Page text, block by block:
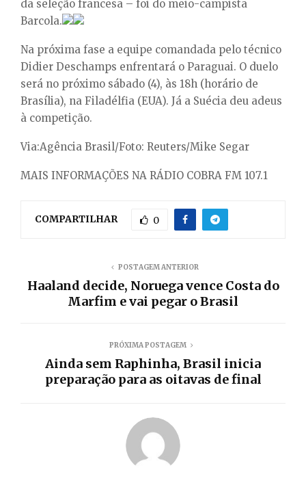
da seleção francesa – foi do meio-campista
Barcola.
Na próxima fase a equipe comandada pelo técnico
Didier Deschamps enfrentará o Paraguai. O duelo
será no próximo sábado (4), às 18h (horário de
Brasília), na Filadélfia (EUA). Já a Suécia deu adeus
à competição.
Via:Agência Brasil/Foto: Reuters/Mike Segar
MAIS INFORMAÇÕES NA RÁDIO COBRA FM 107.1
COMPARTILHAR 0
POSTAGEM ANTERIOR
Haaland decide, Noruega vence Costa do
Marfim e vai pegar o Brasil
PRÓXIMA POSTAGEM
Ainda sem Raphinha, Brasil inicia
preparação para as oitavas de final